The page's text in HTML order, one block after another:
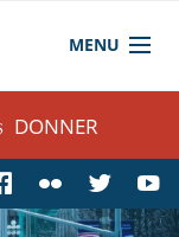
MENU
DONNER